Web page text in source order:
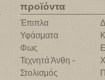
προϊόντα
Έπιπλα
Υφάσματα
Φως
Τεχνητά Άνθη -
Στολισμός